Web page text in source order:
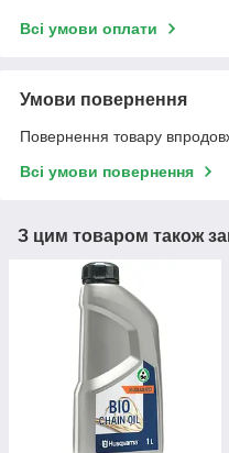
Всі умови оплати
Умови повернення
Повернення товару
Всі умови повернення
З цим товаром також